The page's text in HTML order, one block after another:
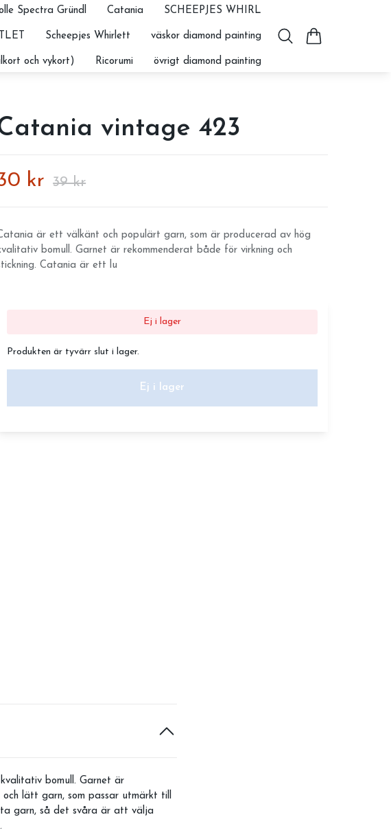
Spectra Gründl Catania SCHEEPJES WHIRL
Scheepjes Whirlett väskor diamond painting
och vykort) Ricorumi övrigt diamond painting
vintage 423
kr 39 kr
är ett välkänt och populärt garn, som är producerad av hög
bomull. Garnet är rekommenderat både för virkning och
Catania är ett lu
Ej i lager
Produkten är tyvärr slut i lager.
Ej i lager
bomull. Garnet är
lätt garn, som passar utmärkt till
garn, så det svåra är att välja